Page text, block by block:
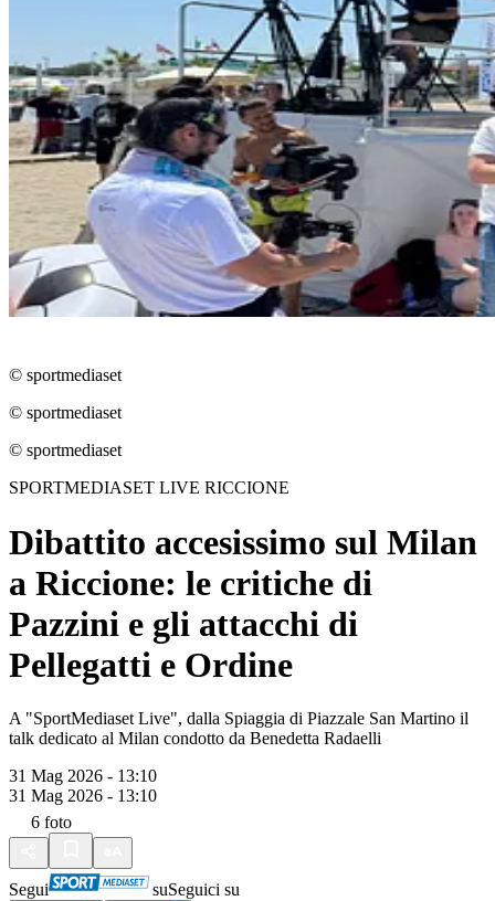
© sportmediaset
© sportmediaset
© sportmediaset
SPORTMEDIASET LIVE RICCIONE
Dibattito accesissimo sul Milan
a Riccione: le critiche di
Pazzini e gli attacchi di
Pellegatti e Ordine
A "SportMediaset Live", dalla Spiaggia di Piazzale San Martino il
talk dedicato al Milan condotto da Benedetta Radaelli
31 Mag 2026 - 13:10
31 Mag 2026 - 13:10
6 foto
Segui suSeguici su